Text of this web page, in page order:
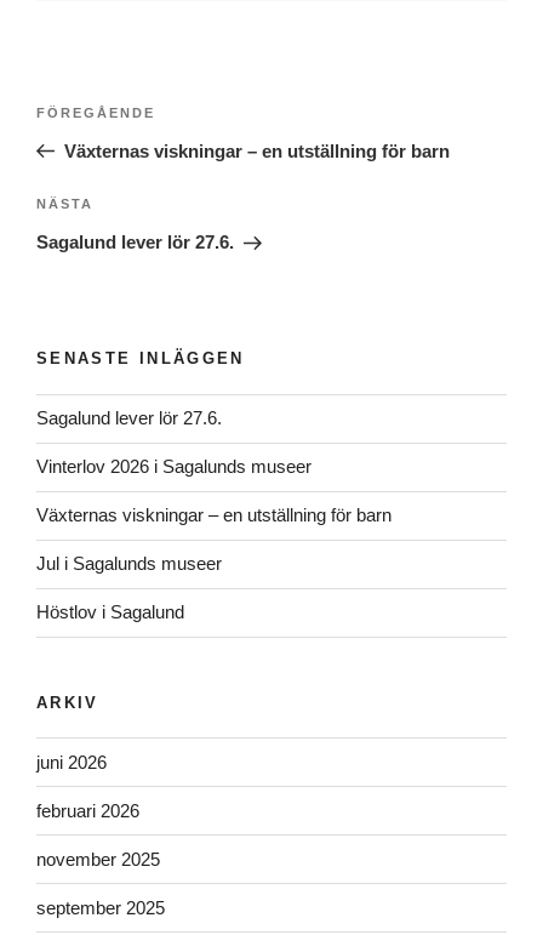
Inläggsnavigering
Föregående
inlägg
FÖREGÅENDE
Växternas viskningar – en utställning för barn
Nästa
inlägg
NÄSTA
Sagalund lever lör 27.6.
SENASTE INLÄGGEN
Sagalund lever lör 27.6.
Vinterlov 2026 i Sagalunds museer
Växternas viskningar – en utställning för barn
Jul i Sagalunds museer
Höstlov i Sagalund
ARKIV
juni 2026
februari 2026
november 2025
september 2025